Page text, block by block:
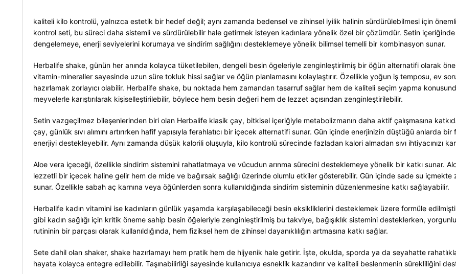
kaliteli kilo kontrolü, yalnızca estetik bir hedef değil; aynı zamanda bedensel ve zihinsel iyilik halinin sürdürülebilmesi için
kontrol seti, bu süreci daha sistemli ve sürdürülebilir hale getirmek isteyen kadınlara yönelik özel bir çözümdür. Setin içeriğinde
dengelemeye, enerji seviyelerini korumaya ve sindirim sağlığını desteklemeye yönelik bilimsel temelli bir kombinasyon sunar.
Herbalife shake, günün her anında kolayca tüketilebilen, dengeli besin ögeleriyle zenginleştirilmiş bir öğün alternatifi olarak
vitamin-mineraller sayesinde uzun süre tokluk hissi sağlar ve öğün planlamasını kolaylaştırır. Özellikle yoğun iş temposu, ev
hazırlamak zorlayıcı olabilir. Herbalife shake, bu noktada hem zamandan tasarruf sağlar hem de kaliteli seçim yapma
meyvelerle karıştırılarak kişiselleştirilebilir, böylece hem besin değeri hem de lezzet açısından zenginleştirilebilir.
Setin vazgeçilmez bileşenlerinden biri olan Herbalife klasik çay, bitkisel içeriğiyle metabolizmanın daha aktif çalışmasına
çay, günlük sıvı alımını artırırken hafif yapısıyla ferahlatıcı bir içecek alternatifi sunar. Gün içinde enerjinizin düştüğü anlarda
enerjiyi destekleyebilir. Aynı zamanda düşük kalorili oluşuyla, kilo kontrolü sürecinde fazladan kalori almadan sıvı ihtiyacınızı
Aloe vera içeceği, özellikle sindirim sistemini rahatlatmaya ve vücudun arınma sürecini desteklemeye yönelik bir katkı sunar.
lezzetli bir içecek haline gelir hem de mide ve bağırsak sağlığı üzerinde olumlu etkiler gösterebilir. Gün içinde sade su
sunar. Özellikle sabah aç karnına veya öğünlerden sonra kullanıldığında sindirim sisteminin düzenlenmesine katkı sağlayabilir.
Herbalife kadın vitamini ise kadınların günlük yaşamda karşılaşabileceği besin eksikliklerini desteklemek üzere formüle
gibi kadın sağlığı için kritik öneme sahip besin öğeleriyle zenginleştirilmiş bu takviye, bağışıklık sistemini desteklerken,
rutininin bir parçası olarak kullanıldığında, hem fiziksel hem de zihinsel dayanıklılığın artmasına katkı sağlar.
Sete dahil olan shaker, shake hazırlamayı hem pratik hem de hijyenik hale getirir. İşte, okulda, sporda ya da seyahatte
hayata kolayca entegre edilebilir. Taşınabilirliği sayesinde kullanıcıya esneklik kazandırır ve kaliteli beslenmenin sürekliliğini